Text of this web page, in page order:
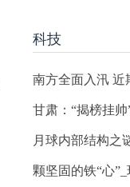
科技
南方全面入汛 近
甘肃：“揭榜挂
月球内部结构之
颗坚固的铁“心